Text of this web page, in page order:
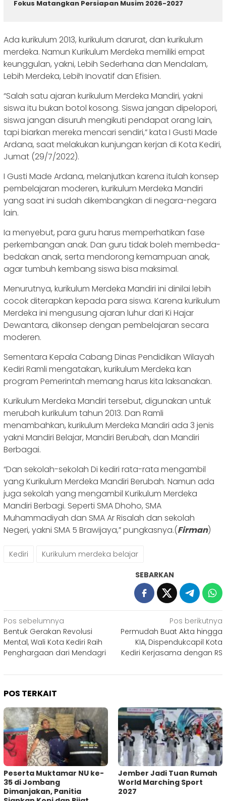
Fokus Matangkan Persiapan Musim 2026-2027
Ada kurikulum 2013, kurikulum darurat, dan kurikulum
merdeka. Namun Kurikulum Merdeka memiliki empat
keunggulan, yakni, Lebih Sederhana dan Mendalam,
Lebih Merdeka, Lebih Inovatif dan Efisien.
“Salah satu ajaran kurikulum Merdeka Mandiri, yakni
siswa itu bukan botol kosong. Siswa jangan dipelopori,
siswa jangan disuruh mengikuti pendapat orang lain,
tapi biarkan mereka mencari sendiri,” kata I Gusti Made
Ardana, saat melakukan kunjungan kerjan di Kota Kediri,
Jumat (29/7/2022).
I Gusti Made Ardana, melanjutkan karena itulah konsep
pembelajaran moderen, kurikulum Merdeka Mandiri
yang saat ini sudah dikembangkan di negara-negara
lain.
Ia menyebut, para guru harus memperhatikan fase
perkembangan anak. Dan guru tidak boleh membeda-
bedakan anak, serta mendorong kemampuan anak,
agar tumbuh kembang siswa bisa maksimal.
Menurutnya, kurikulum Merdeka Mandiri ini dinilai lebih
cocok diterapkan kepada para siswa. Karena kurikulum
Merdeka ini mengusung ajaran luhur dari Ki Hajar
Dewantara, dikonsep dengan pembelajaran secara
moderen.
Sementara Kepala Cabang Dinas Pendidikan Wilayah
Kediri Ramli mengatakan, kurikulum Merdeka kan
program Pemerintah memang harus kita laksanakan.
Kurikulum Merdeka Mandiri tersebut, digunakan untuk
merubah kurikulum tahun 2013. Dan Ramli
menambahkan, kurikulum Merdeka Mandiri ada 3 jenis
yakni Mandiri Belajar, Mandiri Berubah, dan Mandiri
Berbagai.
“Dan sekolah-sekolah Di kediri rata-rata mengambil
yang Kurikulum Merdeka Mandiri Berubah. Namun ada
juga sekolah yang mengambil Kurikulum Merdeka
Mandiri Berbagi. Seperti SMA Dhoho, SMA
Muhammadiyah dan SMA Ar Risalah dan sekolah
Negeri, yakni SMA 5 Brawijaya,” pungkasnya.(Firman)
Kediri Kurikulum merdeka belajar
SEBARKAN
Navigasi
pos
Pos sebelumnya
Bentuk Gerakan Revolusi
Mental, Wali Kota Kediri Raih
Penghargaan dari Mendagri
Pos berikutnya
Permudah Buat Akta hingga
KIA, Dispendukcapil Kota
Kediri Kerjasama dengan RS
POS TERKAIT
Peserta Muktamar NU ke-
35 di Jombang
Dimanjakan, Panitia
Jember Jadi Tuan Rumah
World Marching Sport
2027